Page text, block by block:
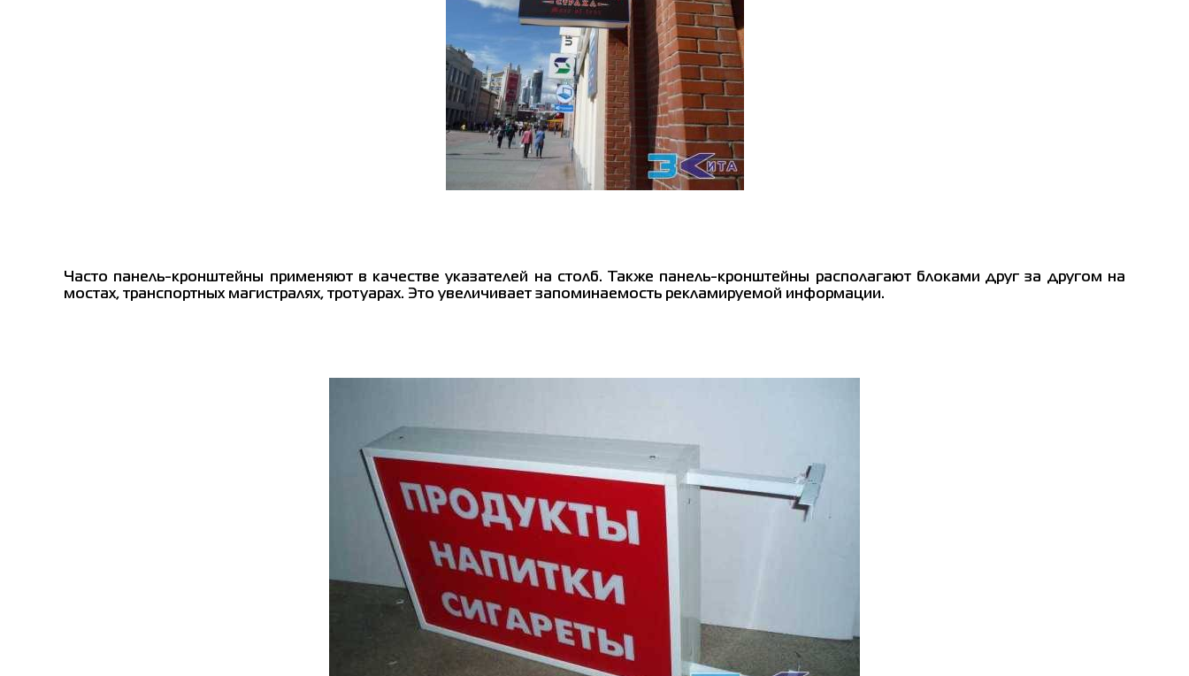
Часто панель-кронштейны применяют в качестве указателей на столб. Также панель-кронштейны располагают блоками друг за другом на
мостах, транспортных магистралях, тротуарах. Это увеличивает запоминаемость рекламируемой информации.